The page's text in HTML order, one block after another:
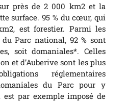
près de 2 000 km2 et la
surface. 95 % du cœur, qui
est forestier. Parmi les
Parc national, 92 % sont
soit domaniales*. Celles
et d’Auberive sont les plus
réglementaires
du Parc pour y
par exemple imposé de